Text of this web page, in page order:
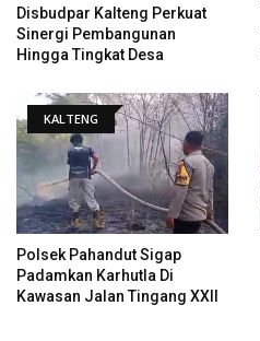
Disbudpar Kalteng Perkuat
Sinergi Pembangunan
Hingga Tingkat Desa
KALTENG
Polsek Pahandut Sigap
Padamkan Karhutla Di
Kawasan Jalan Tingang XXII